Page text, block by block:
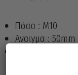
Πάσο : M10
Άνοιγμα : 50mm